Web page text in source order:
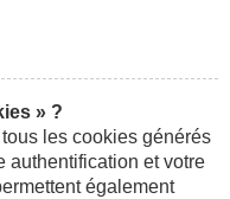
» ?
les cookies générés
authentification et votre
également